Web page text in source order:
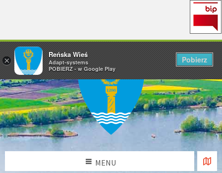
×
Reńska Wieś
Adapt-systems
POBIERZ - w Google Play
Pobierz
MENU